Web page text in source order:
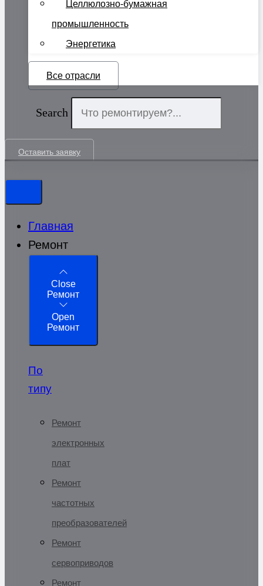
Целлюлозно-бумажная
промышленность
Энергетика
Все отрасли
Search
Оставить заявку
Главная
Ремонт
Close
Ремонт
Open
Ремонт
По
типу
Ремонт
электронных
плат
Ремонт
частотных
преобразователей
Ремонт
сервоприводов
Ремонт